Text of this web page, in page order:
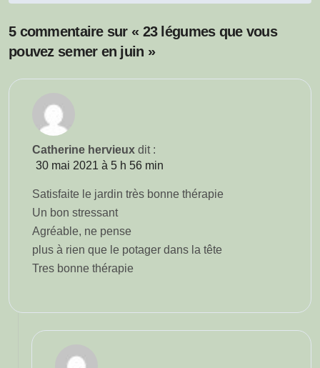
5 commentaire sur « 23 légumes que vous
pouvez semer en juin »
Catherine hervieux dit :
30 mai 2021 à 5 h 56 min
Satisfaite le jardin très bonne thérapie
Un bon stressant
Agréable, ne pense
plus à rien que le potager dans la tête
Tres bonne thérapie